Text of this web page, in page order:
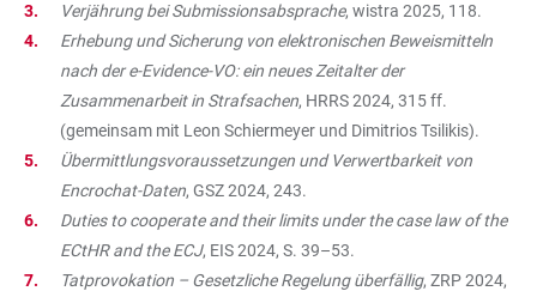
Verjährung bei Submissionsabsprache, wistra 2025, 118.
Erhebung und Sicherung von elektronischen Beweismitteln
nach der e-Evidence-VO: ein neues Zeitalter der
Zusammenarbeit in Strafsachen, HRRS 2024, 315 ff.
(gemeinsam mit Leon Schiermeyer und Dimitrios Tsilikis).
Übermittlungsvoraussetzungen und Verwertbarkeit von
Encrochat-Daten, GSZ 2024, 243.
Duties to cooperate and their limits under the case law of the
ECtHR and the ECJ, EIS 2024, S. 39–53.
Tatprovokation – Gesetzliche Regelung überfällig, ZRP 2024,